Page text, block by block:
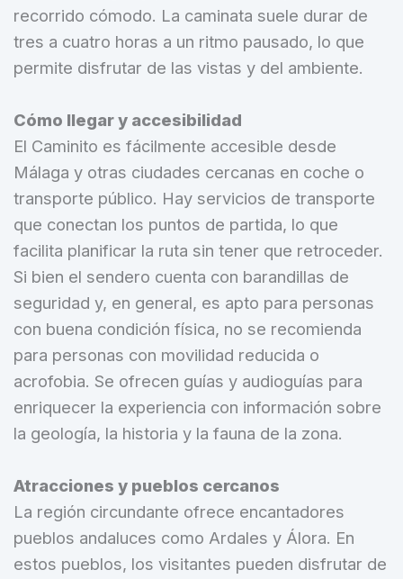
recorrido cómodo. La caminata suele durar de
tres a cuatro horas a un ritmo pausado, lo que
permite disfrutar de las vistas y del ambiente.
Cómo llegar y accesibilidad
El Caminito es fácilmente accesible desde
Málaga y otras ciudades cercanas en coche o
transporte público. Hay servicios de transporte
que conectan los puntos de partida, lo que
facilita planificar la ruta sin tener que retroceder.
Si bien el sendero cuenta con barandillas de
seguridad y, en general, es apto para personas
con buena condición física, no se recomienda
para personas con movilidad reducida o
acrofobia. Se ofrecen guías y audioguías para
enriquecer la experiencia con información sobre
la geología, la historia y la fauna de la zona.
Atracciones y pueblos cercanos
La región circundante ofrece encantadores
pueblos andaluces como Ardales y Álora. En
estos pueblos, los visitantes pueden disfrutar de